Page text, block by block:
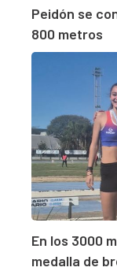
Peidón se
800 metros
En los 3000
medalla de